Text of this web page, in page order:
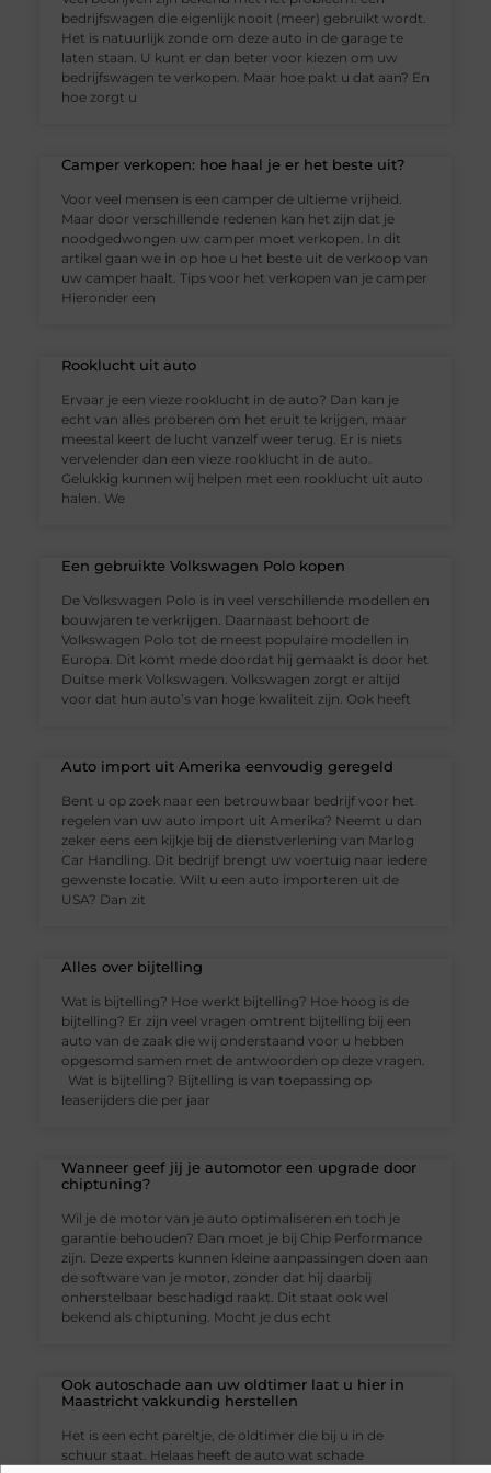
bedrijfswagen die eigenlijk nooit (meer) gebruikt wordt.
Het is natuurlijk zonde om deze auto in de garage te
laten staan. U kunt er dan beter voor kiezen om uw
bedrijfswagen te verkopen. Maar hoe pakt u dat aan? En
hoe zorgt u
Camper verkopen: hoe haal je er het beste uit?
Voor veel mensen is een camper de ultieme vrijheid.
Maar door verschillende redenen kan het zijn dat je
noodgedwongen uw camper moet verkopen. In dit
artikel gaan we in op hoe u het beste uit de verkoop van
uw camper haalt. Tips voor het verkopen van je camper
Hieronder een
Rooklucht uit auto
Ervaar je een vieze rooklucht in de auto? Dan kan je
echt van alles proberen om het eruit te krijgen, maar
meestal keert de lucht vanzelf weer terug. Er is niets
vervelender dan een vieze rooklucht in de auto.
Gelukkig kunnen wij helpen met een rooklucht uit auto
halen. We
Een gebruikte Volkswagen Polo kopen
De Volkswagen Polo is in veel verschillende modellen en
bouwjaren te verkrijgen. Daarnaast behoort de
Volkswagen Polo tot de meest populaire modellen in
Europa. Dit komt mede doordat hij gemaakt is door het
Duitse merk Volkswagen. Volkswagen zorgt er altijd
voor dat hun auto’s van hoge kwaliteit zijn. Ook heeft
Auto import uit Amerika eenvoudig geregeld
Bent u op zoek naar een betrouwbaar bedrijf voor het
regelen van uw auto import uit Amerika? Neemt u dan
zeker eens een kijkje bij de dienstverlening van Marlog
Car Handling. Dit bedrijf brengt uw voertuig naar iedere
gewenste locatie. Wilt u een auto importeren uit de
USA? Dan zit
Alles over bijtelling
Wat is bijtelling? Hoe werkt bijtelling? Hoe hoog is de
bijtelling? Er zijn veel vragen omtrent bijtelling bij een
auto van de zaak die wij onderstaand voor u hebben
opgesomd samen met de antwoorden op deze vragen.
Wat is bijtelling? Bijtelling is van toepassing op
leaserijders die per jaar
Wanneer geef jij je automotor een upgrade door
chiptuning?
Wil je de motor van je auto optimaliseren en toch je
garantie behouden? Dan moet je bij Chip Performance
zijn. Deze experts kunnen kleine aanpassingen doen aan
de software van je motor, zonder dat hij daarbij
onherstelbaar beschadigd raakt. Dit staat ook wel
bekend als chiptuning. Mocht je dus echt
Ook autoschade aan uw oldtimer laat u hier in
Maastricht vakkundig herstellen
Het is een echt pareltje, de oldtimer die bij u in de
schuur staat. Helaas heeft de auto wat schade